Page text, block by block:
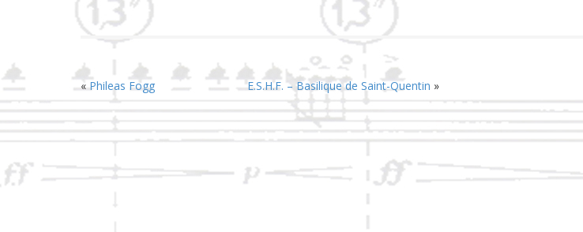
«Phileas Fogg E.S.H.F. – Basilique de Saint-Quentin »